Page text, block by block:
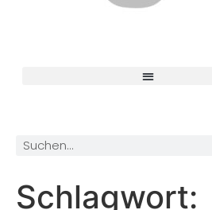
Schlagwort: